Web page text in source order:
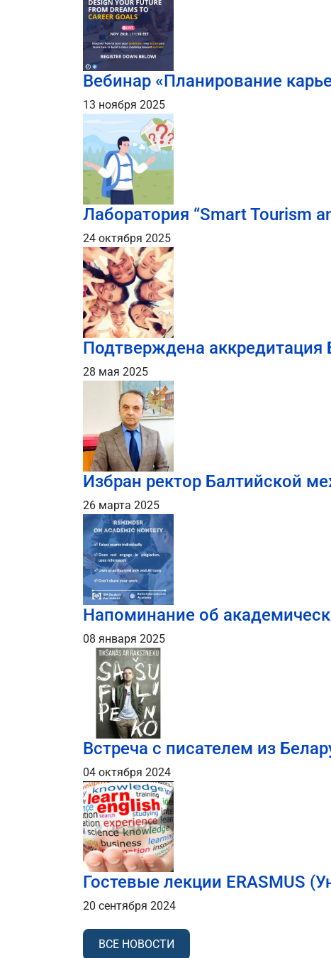
Вебинар «Планирование
13 ноября 2025
Лаборатория “Smart Tourism
24 октября 2025
Подтверждена
28 мая 2025
Избран ректор Балтийской
26 марта 2025
Напоминание об
08 января 2025
Встреча с писателем из
04 октября 2024
Гостевые лекции ERASMUS
20 сентября 2024
ВСЕ НОВОСТИ